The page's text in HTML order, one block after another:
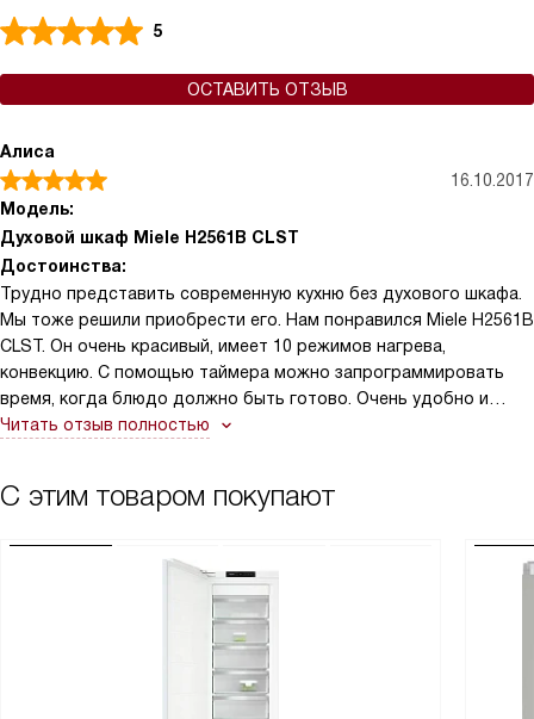
5
ОСТАВИТЬ ОТЗЫВ
Алиса
16.10.2017
Модель:
Духовой шкаф Miele H2561B CLST
Достоинства:
Трудно представить современную кухню без духового шкафа.
Мы тоже решили приобрести его. Нам понравился Miele H2561B
CLST. Он очень красивый, имеет 10 режимов нагрева,
конвекцию. С помощью таймера можно запрограммировать
время, когда блюдо должно быть готово. Очень удобно и
современно.
Читать отзыв полностью
С этим товаром покупают